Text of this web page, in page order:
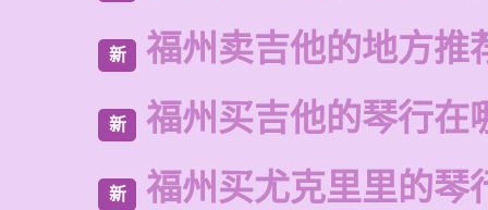
新 福州卖吉他的地方推
新 福州买吉他的琴行在
新 福州买尤克里里的琴